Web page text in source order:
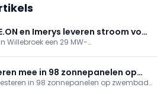
en Imerys leveren stroom voor
Willebroek een 29 MW-
gezinnen, met rookgasreiniging
partnerschap.
mee in 98 zonnepanelen op
in 98 zonnepanelen op zwembad